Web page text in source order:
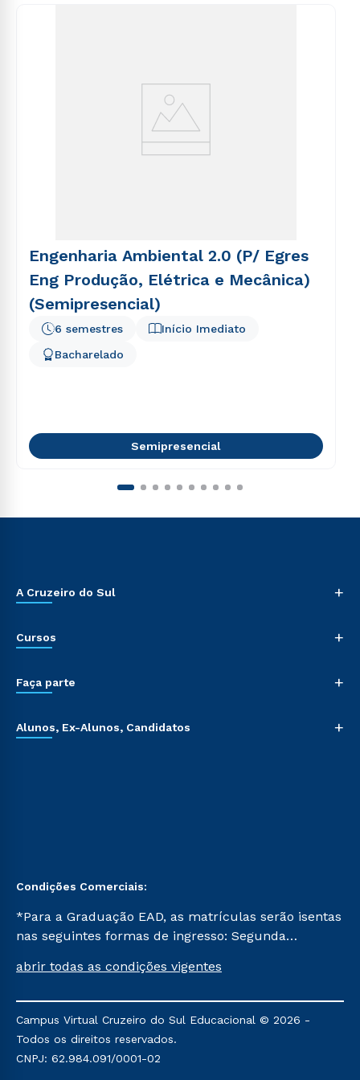
Engenharia Ambiental 2.0 (P/ Egres
Eng Produção, Elétrica e Mecânica)
(Semipresencial)
Início Imediato
6 semestres
Bacharelado
Semipresencial
A Cruzeiro do Sul +
Cursos +
Faça parte +
Alunos, Ex-Alunos, Candidatos +
Condições Comerciais:
*Para a Graduação EAD, as matrículas serão isentas
nas seguintes formas de ingresso: Segunda
Já para as demais, a taxa de matrícula será de R$
mencionadas são referentes aos cursos: Ensino
Religioso, Geografia para a Docência e Metodologia
do Ensino de História: Questões Atuais.
abrir todas as condições vigentes
Campus Virtual Cruzeiro do Sul Educacional © 2026 -
Todos os direitos reservados.
CNPJ: 62.984.091/0001-02